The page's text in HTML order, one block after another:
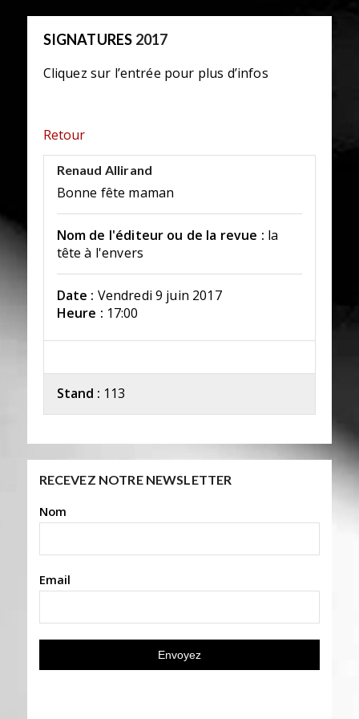
SIGNATURES 2017
Cliquez sur l’entrée pour plus d’infos
Retour
Renaud Allirand
Bonne fête maman
Nom de l'éditeur ou de la revue : la
tête à l'envers
Date : Vendredi 9 juin 2017
Heure : 17:00
Stand : 113
RECEVEZ NOTRE NEWSLETTER
Nom
Email